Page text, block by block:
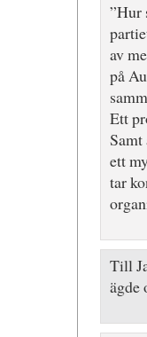
”Hur
av
på
Ett
Samt
ett
tar
Till
ägde